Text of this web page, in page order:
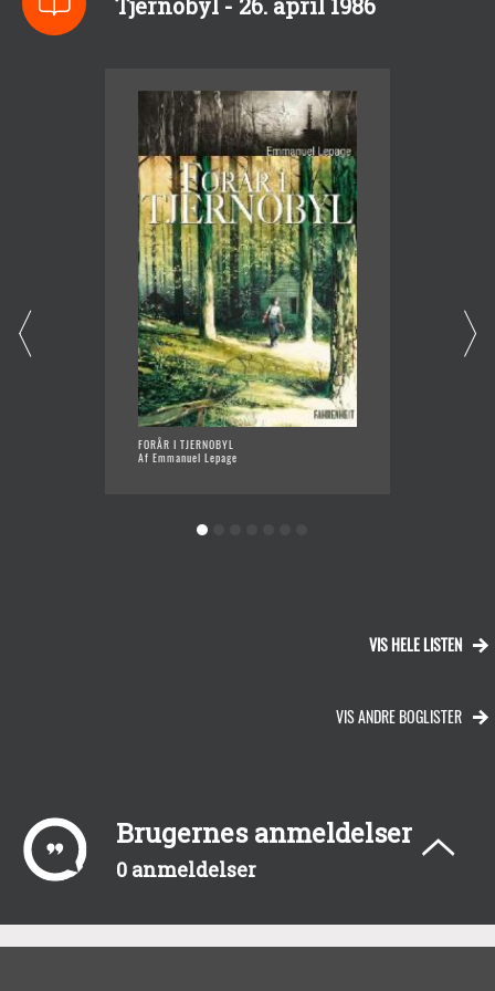
Tjernobyl - 26. april 1986
FORÅR I TJERNOBYL
Af Emmanuel Lepage
VIS HELE LISTEN
VIS ANDRE BOGLISTER
Brugernes anmeldelser
0 anmeldelser